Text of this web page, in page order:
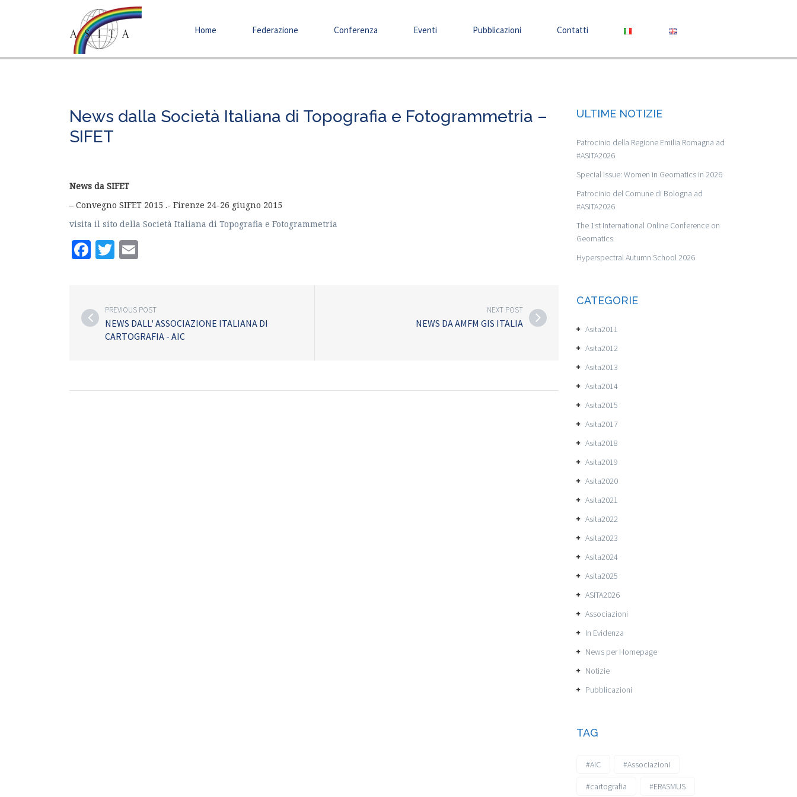
Home Federazione Conferenza Eventi Pubblicazioni Contatti
News dalla Società Italiana di Topografia e Fotogrammetria –
SIFET
News da SIFET
– Convegno SIFET 2015 .- Firenze 24-26 giugno 2015
visita il sito della Società Italiana di Topografia e Fotogrammetria
Facebook
Twitter
PREVIOUS POST
NEWS DALL' ASSOCIAZIONE ITALIANA DI
CARTOGRAFIA - AIC
NEXT POST
NEWS DA AMFM GIS ITALIA
ULTIME NOTIZIE
Patrocinio della Regione Emilia Romagna ad
#ASITA2026
Special Issue: Women in Geomatics in 2026
Patrocinio del Comune di Bologna ad
#ASITA2026
The 1st International Online Conference on
Geomatics
Hyperspectral Autumn School 2026
CATEGORIE
Asita2011
Asita2012
Asita2013
Asita2014
Asita2015
Asita2017
Asita2018
Asita2019
Asita2020
Asita2021
Asita2022
Asita2023
Asita2024
Asita2025
ASITA2026
Associazioni
In Evidenza
News per Homepage
Notizie
Pubblicazioni
TAG
#AIC #Associazioni
#cartografia #ERASMUS